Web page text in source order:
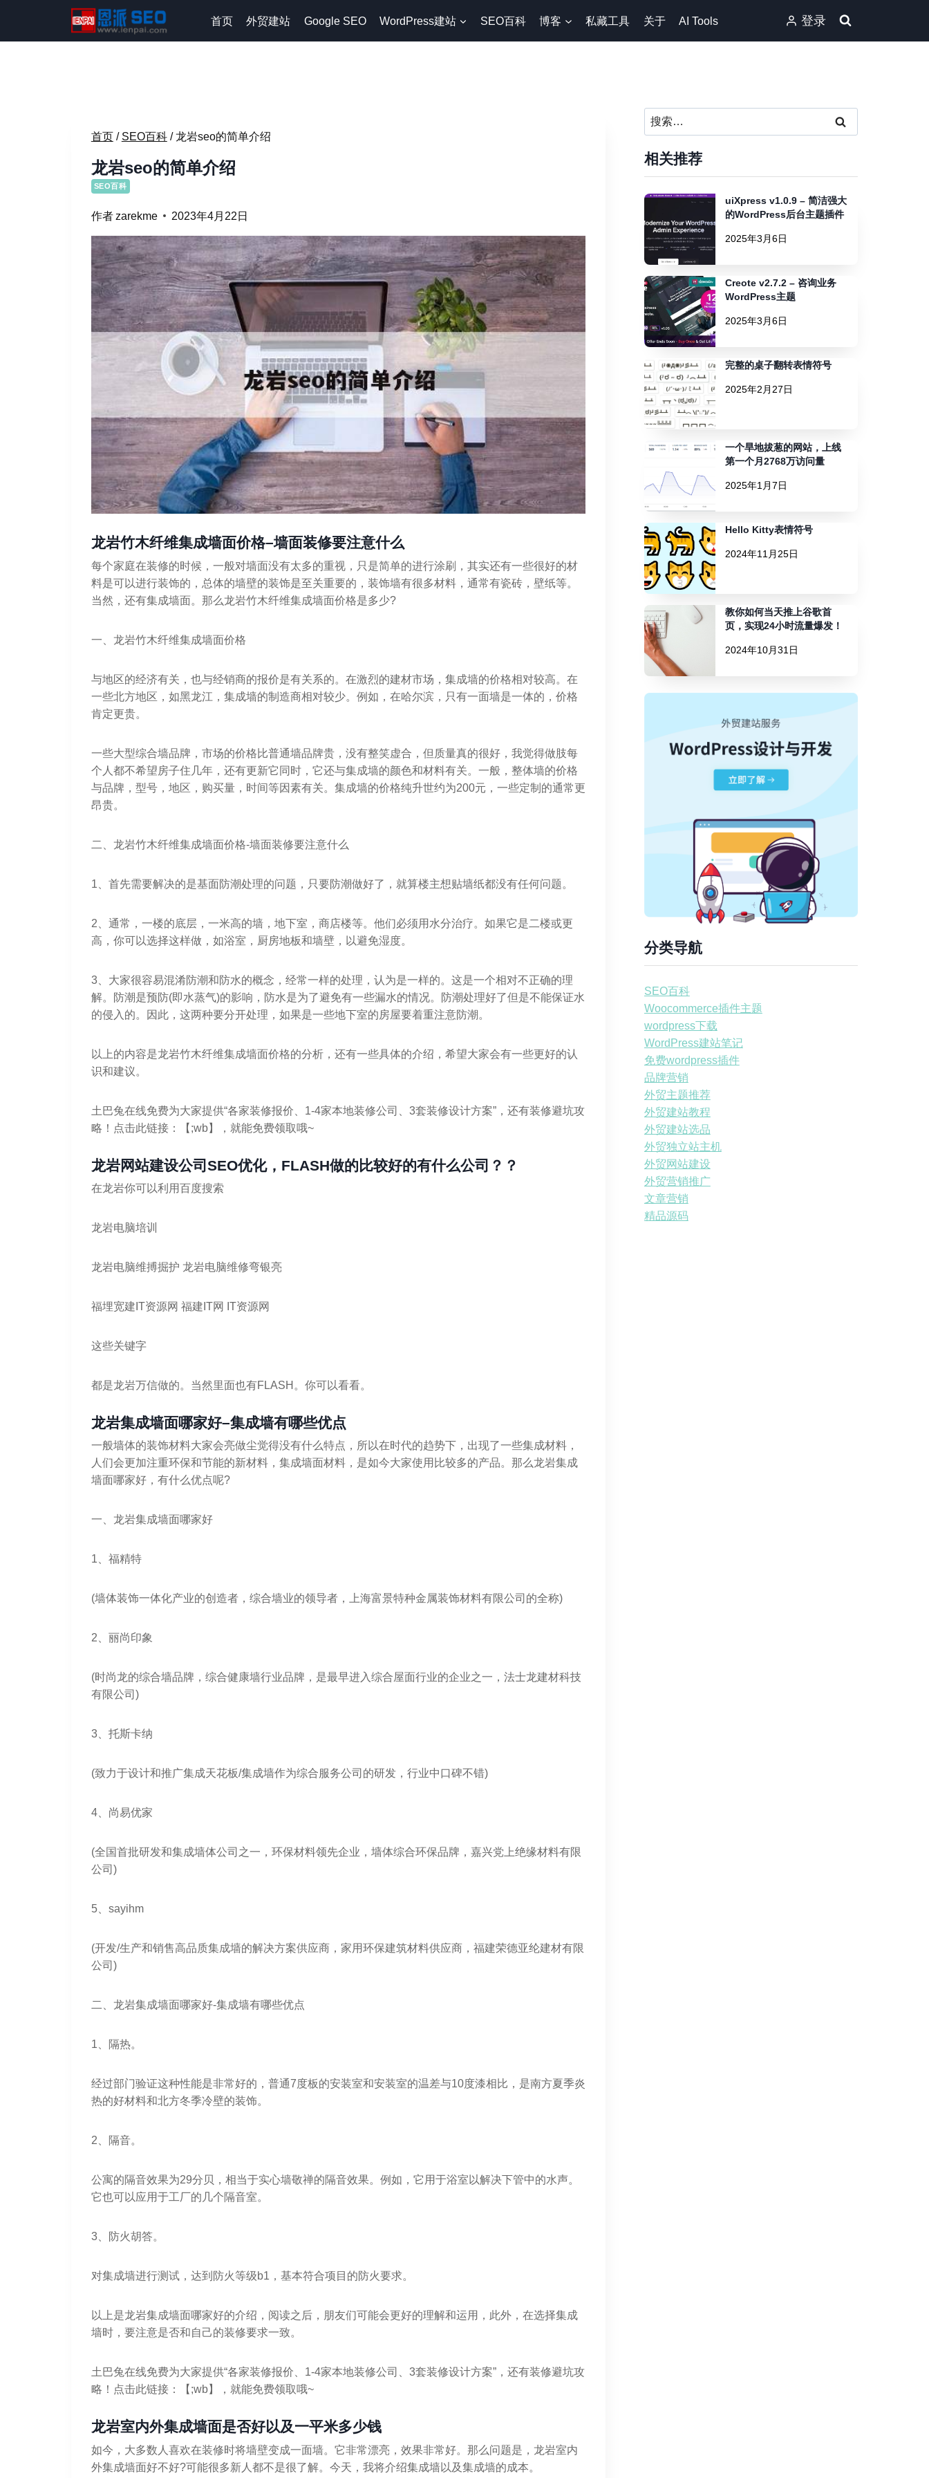
内
首页 外贸建站 Google SEO WordPress建站 SEO百科 博客 私藏工具 关于 AI Tools 登录
首页 / SEO百科 / 龙岩seo的简单介绍
龙岩seo的简单介绍
SEO百科
作者zarekme 2023年4月22日
龙岩竹木纤维集成墙面价格–墙面装修要注意什么
每个家庭在装修的时候，一般对墙面没有太多的重视，只是简单的进行涂刷，其实还有一些很好的材
料是可以进行装饰的，总体的墙壁的装饰是至关重要的，装饰墙有很多材料，通常有瓷砖，壁纸等。
当然，还有集成墙面。那么龙岩竹木纤维集成墙面价格是多少?
一、龙岩竹木纤维集成墙面价格
与地区的经济有关，也与经销商的报价是有关系的。在激烈的建材市场，集成墙的价格相对较高。在
一些北方地区，如黑龙江，集成墙的制造商相对较少。例如，在哈尔滨，只有一面墙是一体的，价格
肯定更贵。
一些大型综合墙品牌，市场的价格比普通墙品牌贵，没有整笑虚合，但质量真的很好，我觉得做肢每
个人都不希望房子住几年，还有更新它同时，它还与集成墙的颜色和材料有关。一般，整体墙的价格
与品牌，型号，地区，购买量，时间等因素有关。集成墙的价格纯升世约为200元，一些定制的通常更
昂贵。
二、龙岩竹木纤维集成墙面价格-墙面装修要注意什么
1、首先需要解决的是基面防潮处理的问题，只要防潮做好了，就算楼主想贴墙纸都没有任何问题。
2、通常，一楼的底层，一米高的墙，地下室，商店楼等。他们必须用水分治疗。如果它是二楼或更
高，你可以选择这样做，如浴室，厨房地板和墙壁，以避免湿度。
3、大家很容易混淆防潮和防水的概念，经常一样的处理，认为是一样的。这是一个相对不正确的理
解。防潮是预防(即水蒸气)的影响，防水是为了避免有一些漏水的情况。防潮处理好了但是不能保证水
的侵入的。因此，这两种要分开处理，如果是一些地下室的房屋要着重注意防潮。
以上的内容是龙岩竹木纤维集成墙面价格的分析，还有一些具体的介绍，希望大家会有一些更好的认
识和建议。
土巴兔在线免费为大家提供“各家装修报价、1-4家本地装修公司、3套装修设计方案”，还有装修避坑攻
略！点击此链接：【;wb】，就能免费领取哦~
龙岩网站建设公司SEO优化，FLASH做的比较好的有什么公司？？
在龙岩你可以利用百度搜索
龙岩电脑培训
龙岩电脑维搏掘护 龙岩电脑维修弯银亮
福埋宽建IT资源网 福建IT网 IT资源网
这些关键字
都是龙岩万信做的。当然里面也有FLASH。你可以看看。
龙岩集成墙面哪家好–集成墙有哪些优点
一般墙体的装饰材料大家会亮做尘觉得没有什么特点，所以在时代的趋势下，出现了一些集成材料，
人们会更加注重环保和节能的新材料，集成墙面材料，是如今大家使用比较多的产品。那么龙岩集成
墙面哪家好，有什么优点呢?
一、龙岩集成墙面哪家好
1、福精特
(墙体装饰一体化产业的创造者，综合墙业的领导者，上海富景特种金属装饰材料有限公司的全称)
2、丽尚印象
(时尚龙的综合墙品牌，综合健康墙行业品牌，是最早进入综合屋面行业的企业之一，法士龙建材科技
有限公司)
3、托斯卡纳
(致力于设计和推广集成天花板/集成墙作为综合服务公司的研发，行业中口碑不错)
4、尚易优家
(全国首批研发和集成墙体公司之一，环保材料领先企业，墙体综合环保品牌，嘉兴党上绝缘材料有限
公司)
5、sayihm
(开发/生产和销售高品质集成墙的解决方案供应商，家用环保建筑材料供应商，福建荣德亚纶建材有限
公司)
二、龙岩集成墙面哪家好-集成墙有哪些优点
1、隔热。
经过部门验证这种性能是非常好的，普通7度板的安装室和安装室的温差与10度漆相比，是南方夏季炎
热的好材料和北方冬季冷壁的装饰。
2、隔音。
公寓的隔音效果为29分贝，相当于实心墙敬禅的隔音效果。例如，它用于浴室以解决下管中的水声。
它也可以应用于工厂的几个隔音室。
3、防火胡答。
对集成墙进行测试，达到防火等级b1，基本符合项目的防火要求。
以上是龙岩集成墙面哪家好的介绍，阅读之后，朋友们可能会更好的理解和运用，此外，在选择集成
墙时，要注意是否和自己的装修要求一致。
土巴兔在线免费为大家提供“各家装修报价、1-4家本地装修公司、3套装修设计方案”，还有装修避坑攻
略！点击此链接：【;wb】，就能免费领取哦~
龙岩室内外集成墙面是否好以及一平米多少钱
如今，大多数人喜欢在装修时将墙壁变成一面墙。它非常漂亮，效果非常好。那么问题是，龙岩室内
外集成墙面好不好?可能很多新人都不是很了解。今天，我将介绍集成墙以及集成墙的成本。
搜
索：
相关推荐
uiXpress v1.0.9 – 简洁强大
的WordPress后台主题插件
2025年3月6日
Creote v2.7.2 – 咨询业务
WordPress主题
2025年3月6日
完整的桌子翻转表情符号
2025年2月27日
一个旱地拔葱的网站，上线
第一个月2768万访问量
2025年1月7日
Hello Kitty表情符号
2024年11月25日
教你如何当天推上谷歌首
页，实现24小时流量爆发！
2024年10月31日
分类导航
SEO百科
Woocommerce插件主题
wordpress下载
WordPress建站笔记
免费wordpress插件
品牌营销
外贸主题推荐
外贸建站教程
外贸建站选品
外贸独立站主机
外贸网站建设
外贸营销推广
文章营销
精品源码